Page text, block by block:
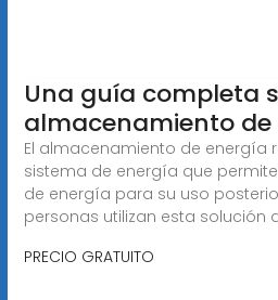
Una guía completa
almacenamiento de
El almacenamiento de energía
sistema de energía que
de energía para su uso
personas utilizan esta solución
PRECIO GRATUITO